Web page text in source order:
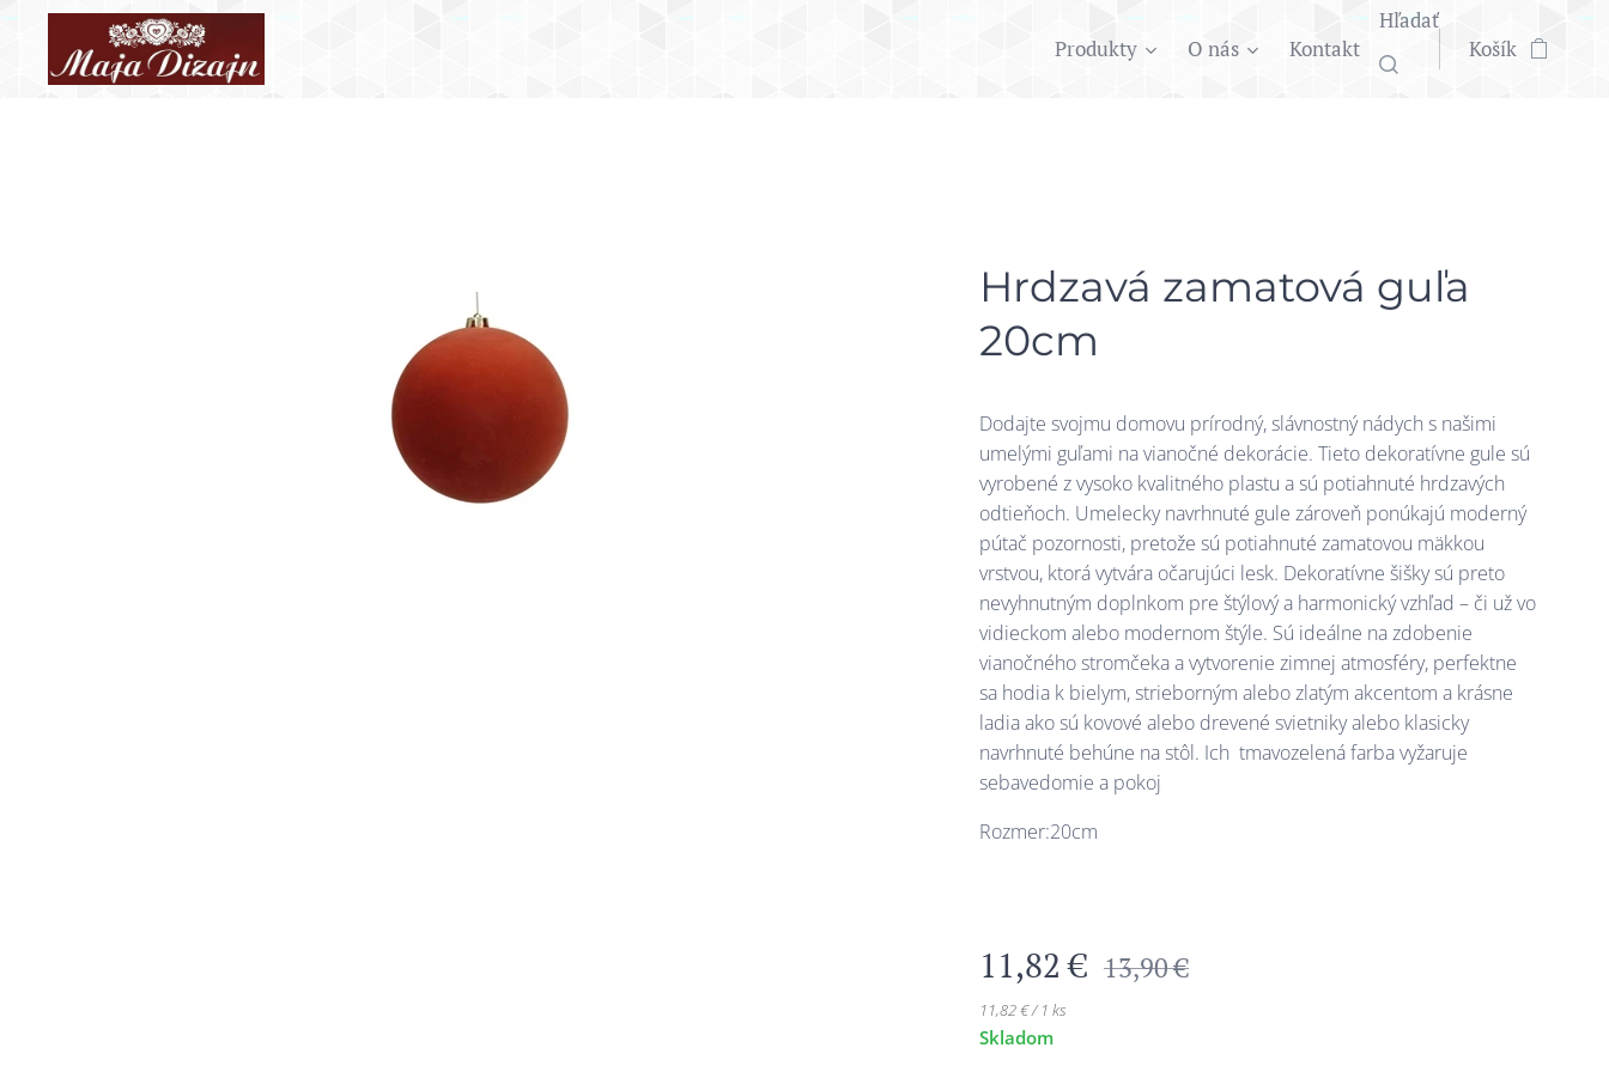
Produkty O nás Kontakt
Hľadať
Košík
Hrdzavá zamatová guľa
20cm
Dodajte svojmu domovu prírodný, slávnostný nádych s našimi
umelými guľami na vianočné dekorácie. Tieto dekoratívne gule sú
vyrobené z vysoko kvalitného plastu a sú potiahnuté hrdzavých
odtieňoch. Umelecky navrhnuté gule zároveň ponúkajú moderný
pútač pozornosti, pretože sú potiahnuté zamatovou mäkkou
vrstvou, ktorá vytvára očarujúci lesk. Dekoratívne šišky sú preto
nevyhnutným doplnkom pre štýlový a harmonický vzhľad – či už vo
vidieckom alebo modernom štýle. Sú ideálne na zdobenie
vianočného stromčeka a vytvorenie zimnej atmosféry, perfektne
sa hodia k bielym, strieborným alebo zlatým akcentom a krásne
ladia ako sú kovové alebo drevené svietniky alebo klasicky
navrhnuté behúne na stôl. Ich tmavozelená farba vyžaruje
sebavedomie a pokoj
Rozmer:20cm
11,82€ 13,90€
11,82 € / 1 ks
Skladom